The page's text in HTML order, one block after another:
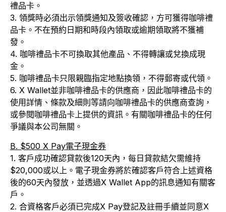
禮品卡。
3. 領獎時必須出示領獎通知及簽收確認，方可獲得咖啡禮
品卡。不在預約日期和時段內領取或逾期領取將不獲補
發。
4. 咖啡禮品卡不可換取其他產品、不得轉讓或兌換成現
金。
5. 咖啡禮品卡只限親臨指定地點換領，不得郵寄或代領。
6. X Wallet並非咖啡禮品卡的供應商，因此咖啡禮品卡的
使用詳情、條款及細則等請向咖啡禮品卡的供應商查詢，
或參閱咖啡禮品卡上提供的資訊。有關咖啡禮品卡的任何
爭議與本公司無關。
B. $500 X Pay電子現金券
1. 客戶成功確認貸款後120天內，每日貸款結欠需維持
$20,000或以上。電子現金券將於確認客戶符合上述資格
後的60天內發放，並透過X Wallet App的訊息通知有關客
戶。
2. 合資格客戶必須已完成X Pay登記及註冊手續並同意X